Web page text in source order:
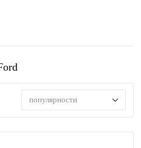
популярности